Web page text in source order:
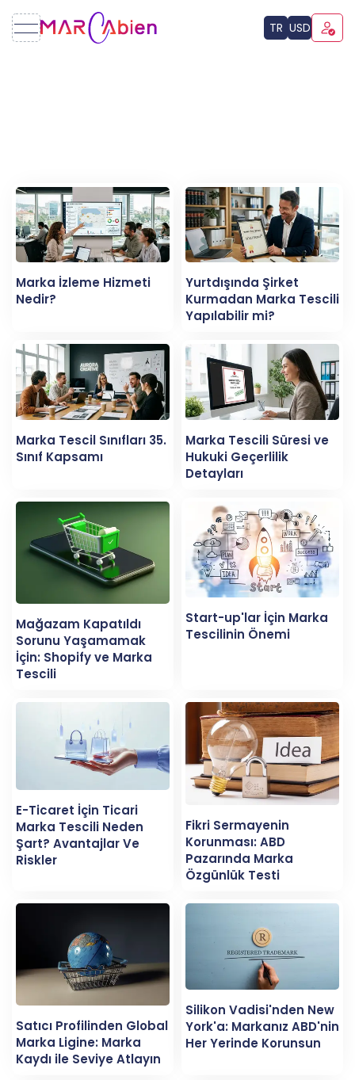
TR USD
Marka İzleme Hizmeti
Nedir?
Yurtdışında Şirket
Kurmadan Marka Tescili
Yapılabilir mi?
Marka Tescil Sınıfları 35.
Sınıf Kapsamı
Marka Tescili Süresi ve
Hukuki Geçerlilik
Detayları
Mağazam Kapatıldı
Sorunu Yaşamamak
İçin: Shopify ve Marka
Tescili
Start-up'lar İçin Marka
Tescilinin Önemi
E-Ticaret İçin Ticari
Marka Tescili Neden
Şart? Avantajlar Ve
Riskler
Fikri Sermayenin
Korunması: ABD
Pazarında Marka
Özgünlük Testi
Satıcı Profilinden Global
Marka Ligine: Marka
Kaydı ile Seviye Atlayın
Silikon Vadisi'nden New
York'a: Markanız ABD'nin
Her Yerinde Korunsun